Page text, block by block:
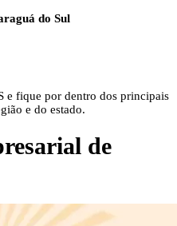
do Sul
e fique por dentro dos principais
e do estado.
de